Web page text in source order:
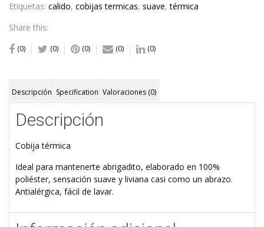
Etiquetas: calido, cobijas termicas, suave,térmica
Share this:
(0) (0) (0) (0) (0)
Descripción Specification Valoraciones (0)
Descripción
Cobija térmica
Ideal para mantenerte abrigadito, elaborado en 100%
poliéster, sensación suave y liviana casi como un abrazo.
Antialérgica, fácil de lavar.